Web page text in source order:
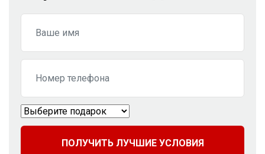
ПОЛУЧИТЬ ЛУЧШИЕ УСЛОВИЯ